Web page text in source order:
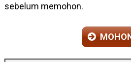
sebelum memohon.